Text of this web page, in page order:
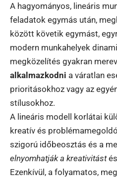
A hagyományos, lineáris
feladatok egymás után,
között követik egymást,
modern munkahelyek
megközelítés gyakran
alkalmazkodni a váratlan
prioritásokhoz vagy az
stílusokhoz.
A lineáris modell korlátai
kreatív és
szigorú időbeosztás és a
elnyomhatják a kreativitást
Ezenkívül, a folyamatos,